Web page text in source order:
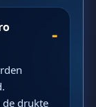
de drukte